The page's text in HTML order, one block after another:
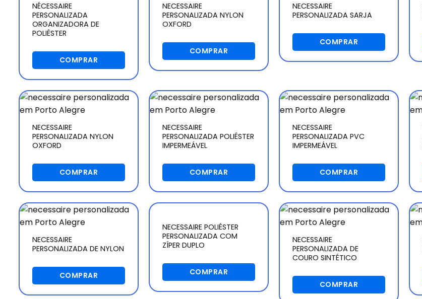
NÉCESSAIRE
PERSONALIZADA
ORGANIZADORA DE
POLIÉSTER
COMPRAR
NECESSAIRE
PERSONALIZADA NYLON
OXFORD
COMPRAR
NECESSAIRE
PERSONALIZADA SARJA
COMPRAR
NECESSAIRE
PERSONALIZADA NYLON
OXFORD
COMPRAR
NECESSAIRE
PERSONALIZADA POLIÉSTER
IMPERMEÁVEL
COMPRAR
NECESSAIRE
PERSONALIZADA PVC
IMPERMEÁVEL
COMPRAR
NECESSAIRE
PERSONALIZADA DE NYLON
COMPRAR
NECESSAIRE POLIÉSTER
PERSONALIZADA COM
ZÍPER DUPLO
COMPRAR
NECESSAIRE
PERSONALIZADA DE
COURO SINTÉTICO
COMPRAR